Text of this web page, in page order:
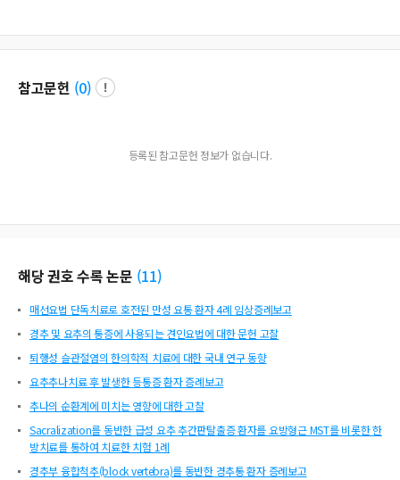
참고문헌 (0)
등록된 참고문헌 정보가 없습니다.
해당 권호 수록 논문 (11)
매선요법 단독치료로 호전된 만성 요통 환자 4례 임상증례보고
경추 및 요추의 통증에 사용되는 견인요법에 대한 문헌 고찰
퇴행성 슬관절염의 한의학적 치료에 대한 국내 연구 동향
요추추나치료 후 발생한 등통증 환자 증례보고
추나의 순환계에 미치는 영향에 대한 고찰
Sacralization를 동반한 급성 요추 추간판탈출증 환자를 요방형근 MST를 비롯한 한
방치료를 통하여 치료한 치험 1례
경추부 융합척추(block vertebra)를 동반한 경추통 환자 증례보고